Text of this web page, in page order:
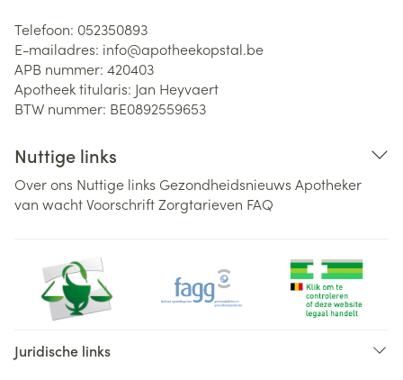
Telefoon: 052350893
E-mailadres: info@apotheekopstal.be
APB nummer: 420403
Apotheek titularis: Jan Heyvaert
BTW nummer: BE0892559653
Nuttige links
Over ons Nuttige links Gezondheidsnieuws Apotheker
van wachtVoorschriftZorgtarieven FAQ
Juridische links